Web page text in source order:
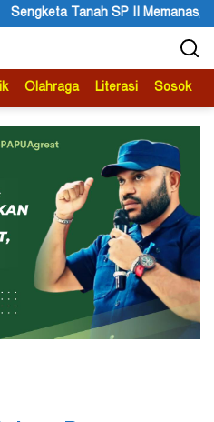
Pengadilan Negeri Timika
Olahraga Literasi Sosok